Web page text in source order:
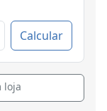
Calcular
loja